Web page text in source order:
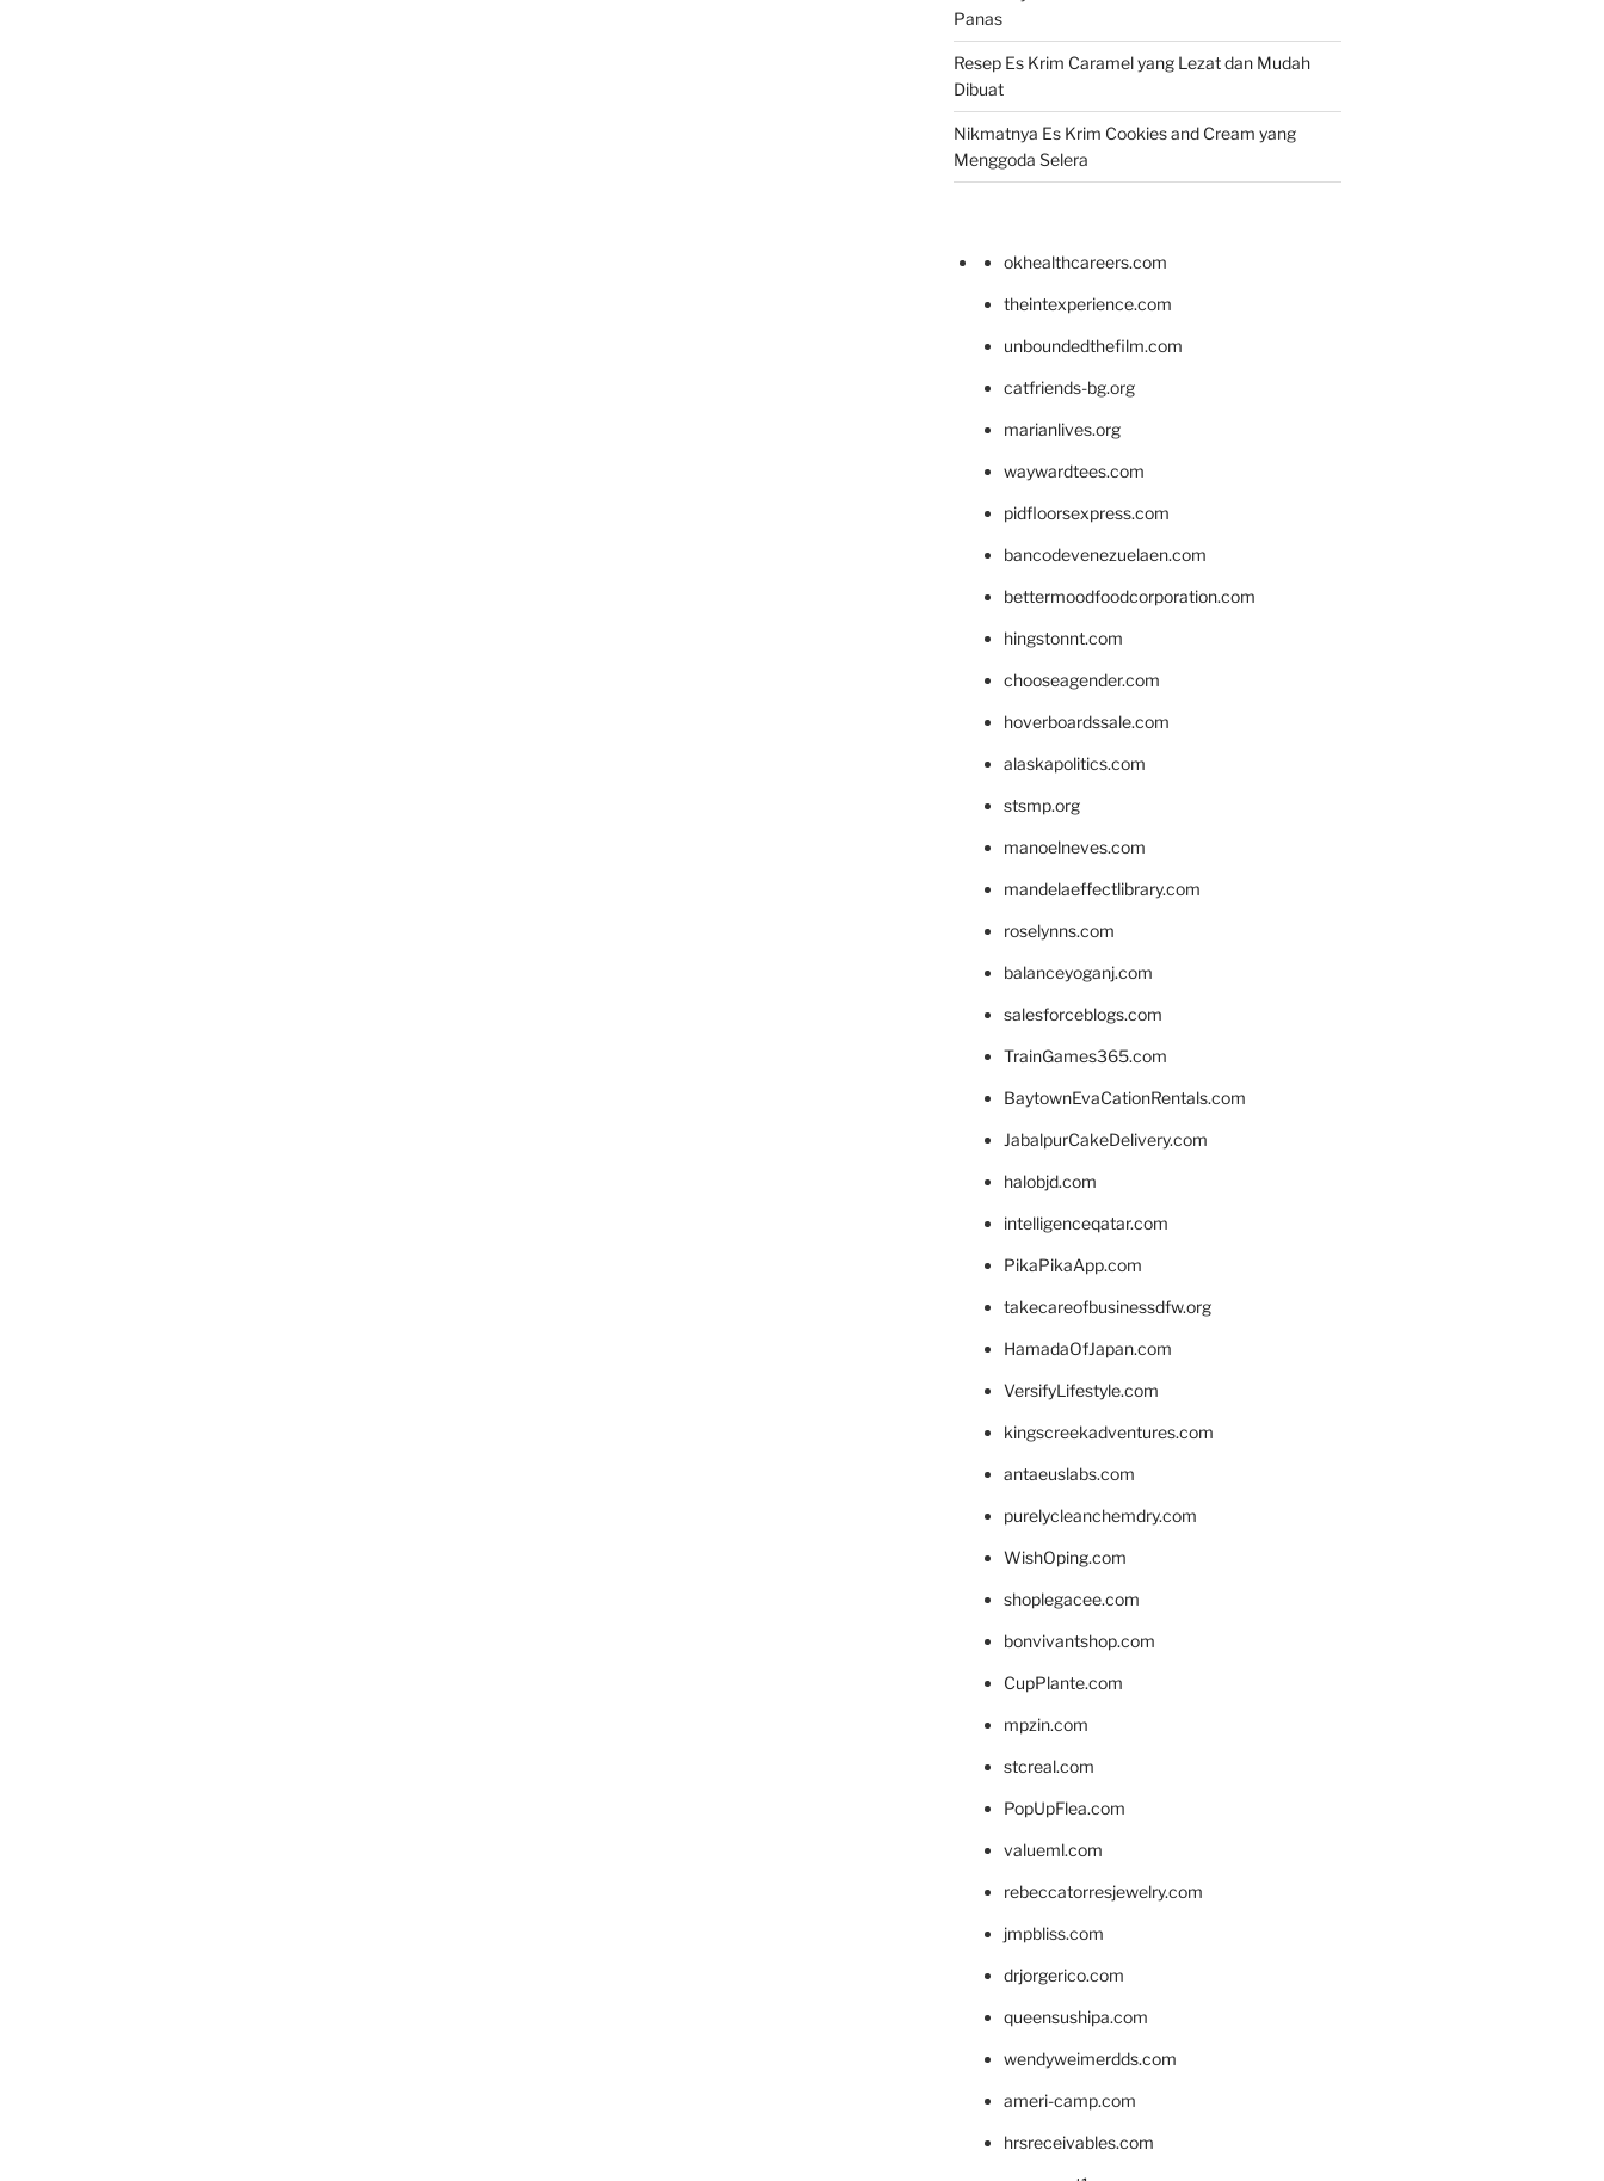
Panas
Resep Es Krim Caramel yang Lezat dan Mudah
Dibuat
Nikmatnya Es Krim Cookies and Cream yang
Menggoda Selera
okhealthcareers.com
theintexperience.com
unboundedthefilm.com
catfriends-bg.org
marianlives.org
waywardtees.com
pidfloorsexpress.com
bancodevenezuelaen.com
bettermoodfoodcorporation.com
hingstonnt.com
chooseagender.com
hoverboardssale.com
alaskapolitics.com
stsmp.org
manoelneves.com
mandelaeffectlibrary.com
roselynns.com
balanceyoganj.com
salesforceblogs.com
TrainGames365.com
BaytownEvaCationRentals.com
JabalpurCakeDelivery.com
halobjd.com
intelligenceqatar.com
PikaPikaApp.com
takecareofbusinessdfw.org
HamadaOfJapan.com
VersifyLifestyle.com
kingscreekadventures.com
antaeuslabs.com
purelycleanchemdry.com
WishOping.com
shoplegacee.com
bonvivantshop.com
CupPlante.com
mpzin.com
stcreal.com
PopUpFlea.com
valueml.com
rebeccatorresjewelry.com
jmpbliss.com
drjorgerico.com
queensushipa.com
wendyweimerdds.com
ameri-camp.com
hrsreceivables.com